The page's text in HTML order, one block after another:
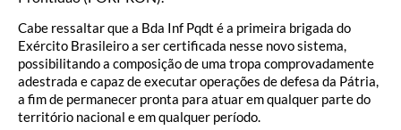
Cabe ressaltar que a Bda Inf Pqdt é a primeira brigada do
Exército Brasileiro a ser certificada nesse novo sistema,
possibilitando a composição de uma tropa comprovadamente
adestrada e capaz de executar operações de defesa da Pátria,
a fim de permanecer pronta para atuar em qualquer parte do
território nacional e em qualquer período.